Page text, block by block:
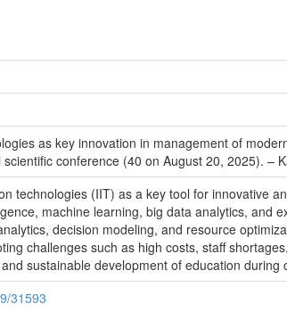
as key innovation in management of
conference (40 on August 20, 2025). –
technologies (IIT) as a key tool for innovative
machine learning, big data analytics,
decision modeling, and resource
challenges such as high costs, staff
sustainable development of education during
31593